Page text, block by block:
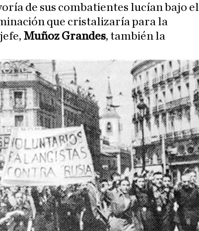
de sus combatientes lucían bajo el
que cristalizaría para la
Muñoz Grandes, también la